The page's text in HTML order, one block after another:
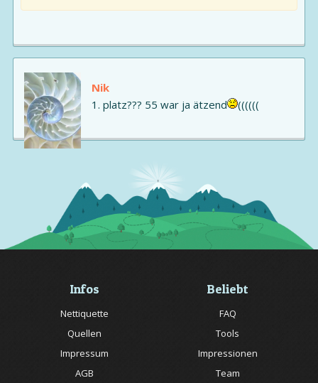
Nik
1. platz??? 55 war ja ätzend
((((((
Infos
Nettiquette
Quellen
Impressum
AGB
Beliebt
FAQ
Tools
Impressionen
Team